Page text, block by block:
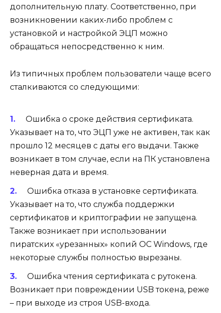
дополнительную плату. Соответственно, при
возникновении каких-либо проблем с
установкой и настройкой ЭЦП можно
обращаться непосредственно к ним.
Из типичных проблем пользователи чаще всего
сталкиваются со следующими:
Ошибка о сроке действия сертификата.
Указывает на то, что ЭЦП уже не активен, так как
прошло 12 месяцев с даты его выдачи. Также
возникает в том случае, если на ПК установлена
неверная дата и время.
Ошибка отказа в установке сертификата.
Указывает на то, что служба поддержки
сертификатов и криптографии не запущена.
Также возникает при использовании
пиратских «урезанных» копий ОС Windows, где
некоторые службы полностью вырезаны.
Ошибка чтения сертификата с рутокена.
Возникает при повреждении USB токена, реже
– при выходе из строя USB-входа.